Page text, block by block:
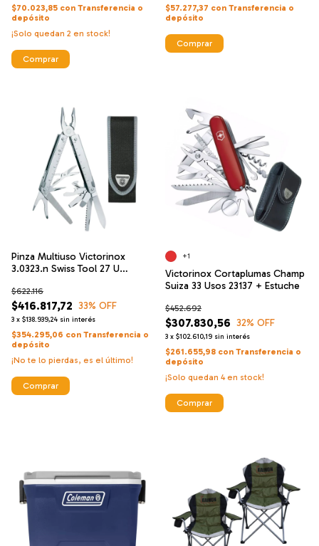
$70.023,85 con Transferencia o
depósito
¡Solo quedan 2 en stock!
$57.277,37 con Transferencia o
depósito
Pinza Multiuso Victorinox
3.0323.n Swiss Tool 27 U
$416.817,72
$622.116
33% OFF
3 x $138.939,24 sin interés
$354.295,06 con Transferencia o
depósito
¡No te lo pierdas, es el último!
Comprar
Victorinox Cortaplumas Champ
Suiza 33 Usos 23137 + Estuche
$307.830,56
$452.692
32% OFF
3 x $102.610,19 sin interés
$261.655,98 con Transferencia o
depósito
¡Solo quedan 4en stock!
+1
Comprar